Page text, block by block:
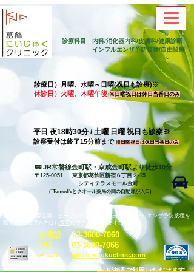
診療科目 内科/消化器内科/皮膚科/健康診断
インフルエンザ予防接種/自由診療
診療日）月曜、水曜～日曜(祝日も診療)※
休診日）火曜、木曜午後※日曜祝日は休日当番日のみ
平日 夜18時30分 / 土曜 日曜 祝日も診察※
​診察受付は終了15分前まで ※日曜祝日は休日当番日のみ
🚃 JR常磐線金町駅・京成金町駅より徒歩10分
〒125-0051 東京都葛飾区新宿６丁目２-15
シティテラスモール金町
(⁺Tomod'sとクオール薬局の間の自動扉が入口)
健康診断、美容点滴、ピーリング、各種ワクチン(インフルエンザ予防接種を
除く)をご希望の方はお 電話 にてご予約お願いします。
お電話03-3600-7060
​FAX 03-3600-7066
e-mail info@niijukuclinic.com​
各種クレジットカード、QRコード決済ご利用いただけます